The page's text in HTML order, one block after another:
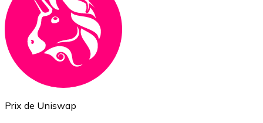
Ethereum
ETH
Prix de Uniswap